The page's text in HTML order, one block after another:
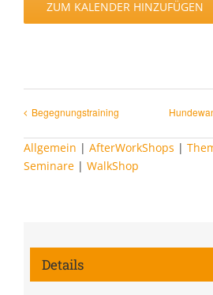
ZUM KALENDER HINZUFÜGEN
Begegnungstraining
Allgemein | AfterWorkShops |
Seminare | WalkShop
Details